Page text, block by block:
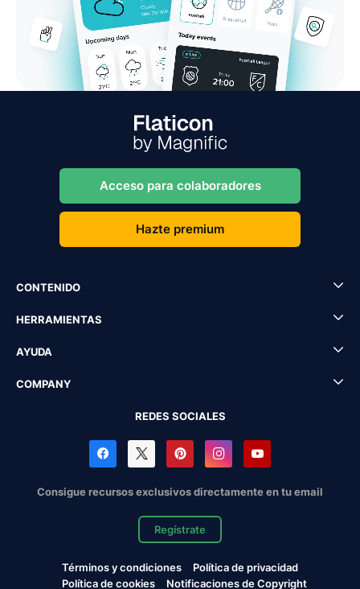
Acceso para colaboradores
Hazte premium
CONTENIDO
HERRAMIENTAS
AYUDA
COMPANY
REDES SOCIALES
Consigue recursos exclusivos directamente en tu email
Regístrate
Términos y condiciones
Política de privacidad
Política de cookies
Notificaciones de Copyright